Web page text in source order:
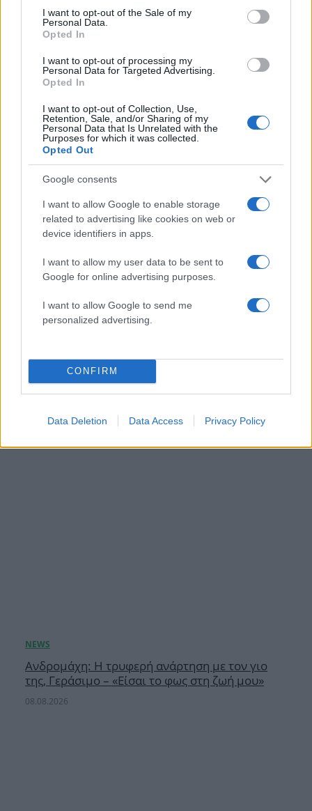
consent section.
I want to opt-out of the Sale of my
Personal Data.
Opted In
I want to opt-out of processing my
Personal Data for Targeted Advertising.
Opted In
I want to opt-out of Collection, Use,
Retention, Sale, and/or Sharing of my
Personal Data that Is Unrelated with the
Purposes for which it was collected.
Opted Out
Google consents
I want to allow Google to enable storage
related to advertising like cookies on web or
device identifiers in apps.
I want to allow my user data to be sent to
Google for online advertising purposes.
I want to allow Google to send me
personalized advertising.
CONFIRM
Data Deletion Data Access Privacy Policy
Κατερίνα Καινούργιου: Η νέα φωτογραφία της
κόρης της από τις διακοπές τους στην Πάρο
Στέφανος Κασσελάκης: «Η δημιουργία
οικογένειας είναι ένα από τα πιο όμορφα και
δημιουργικά όνειρα που έχω»
Ανδρομάχη: Η τρυφερή ανάρτηση με τον γιο
της, Γεράσιμο – «Είσαι το φως στη ζωή μου»
08.08.2026